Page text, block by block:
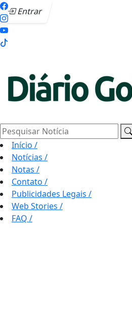
Entrar
Pesquisar Notícia
Início /
Notícias /
Notas /
Contato /
Publicidades Legais /
Web Stories /
FAQ /